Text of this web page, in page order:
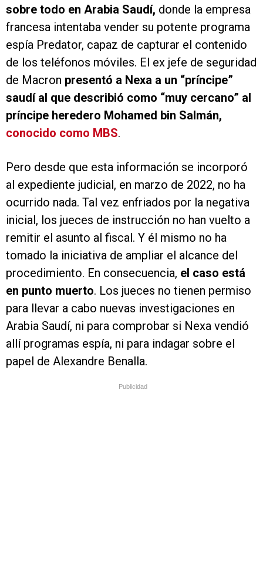
sobre todo en Arabia Saudí, donde la empresa
francesa intentaba vender su potente programa
espía Predator, capaz de capturar el contenido
de los teléfonos móviles. El ex jefe de seguridad
de Macron presentó a Nexa a un “príncipe”
saudí al que describió como “muy cercano” al
príncipe heredero Mohamed bin Salmán,
conocido como MBS.
Pero desde que esta información se incorporó
al expediente judicial, en marzo de 2022, no ha
ocurrido nada. Tal vez enfriados por la negativa
inicial, los jueces de instrucción no han vuelto a
remitir el asunto al fiscal. Y él mismo no ha
tomado la iniciativa de ampliar el alcance del
procedimiento. En consecuencia, el caso está
en punto muerto. Los jueces no tienen permiso
para llevar a cabo nuevas investigaciones en
Arabia Saudí, ni para comprobar si Nexa vendió
allí programas espía, ni para indagar sobre el
papel de Alexandre Benalla.
Publicidad